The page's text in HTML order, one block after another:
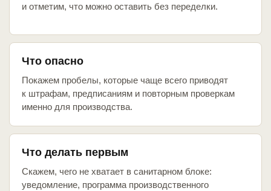
и отметим, что можно оставить без переделки.
Что опасно
Покажем пробелы, которые чаще всего приводят
к штрафам, предписаниям и повторным проверкам
именно для производства.
Что делать первым
Скажем, чего не хватает в санитарном блоке:
уведомление, программа производственного